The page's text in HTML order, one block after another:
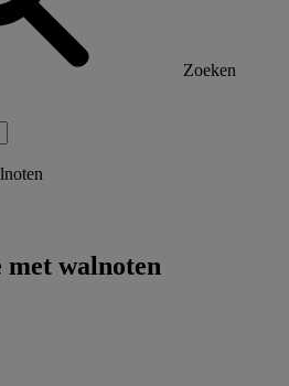
Zoeken
met walnoten